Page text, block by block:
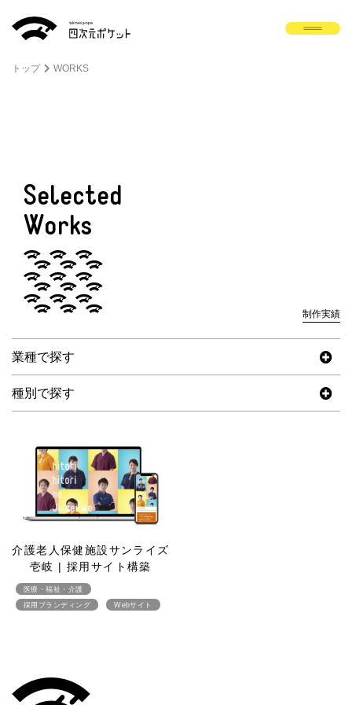
トップ WORKS
Selected
Works
制作実績
業種で探す
種別で探す
介護老人保健施設サンライズ
壱岐 | 採用サイト構築
医療・福祉・介護
採用ブランディング
Webサイト